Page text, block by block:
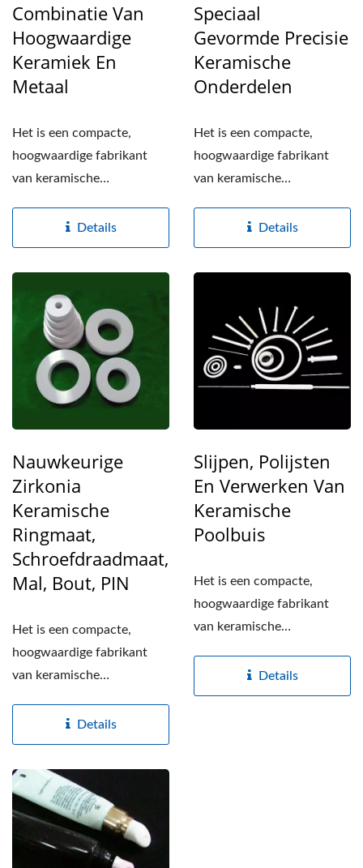
Combinatie Van
Hoogwaardige
Keramiek En
Metaal
Het is een compacte,
hoogwaardige fabrikant
van keramische
in de productie...
Details
Speciaal
Gevormde Precisie
Keramische
Onderdelen
Het is een compacte,
hoogwaardige fabrikant
van keramische
in de productie...
Details
Nauwkeurige
Zirkonia
Keramische
Ringmaat,
Schroefdraadmaat,
Mal, Bout, PIN
Het is een compacte,
hoogwaardige fabrikant
van keramische
in de productie...
Details
Slijpen, Polijsten
En Verwerken Van
Keramische
Poolbuis
Het is een compacte,
hoogwaardige fabrikant
van keramische
in de productie...
Details